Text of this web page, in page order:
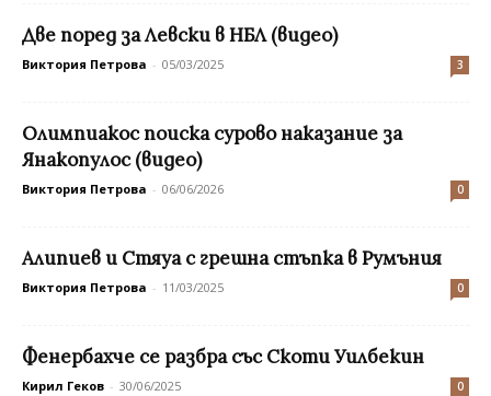
Две поред за Левски в НБЛ (видео)
Виктория Петрова - 05/03/2025 3
Олимпиакос поиска сурово наказание за
Янакопулос (видео)
Виктория Петрова - 06/06/2026 0
Алипиев и Стяуа с грешна стъпка в Румъния
Виктория Петрова - 11/03/2025 0
Фенербахче се разбра със Скоти Уилбекин
Кирил Геков - 30/06/2025 0